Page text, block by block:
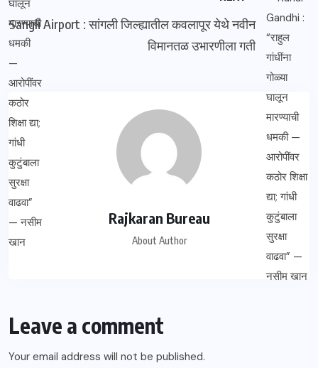
Sangli Airport : सांगली जिल्ह्यातील कवलापूर येथे नवीन
विमानतळ उभारणीला गती
Rajkaran Bureau
About Author
Leave a comment
Your email address will not be published.